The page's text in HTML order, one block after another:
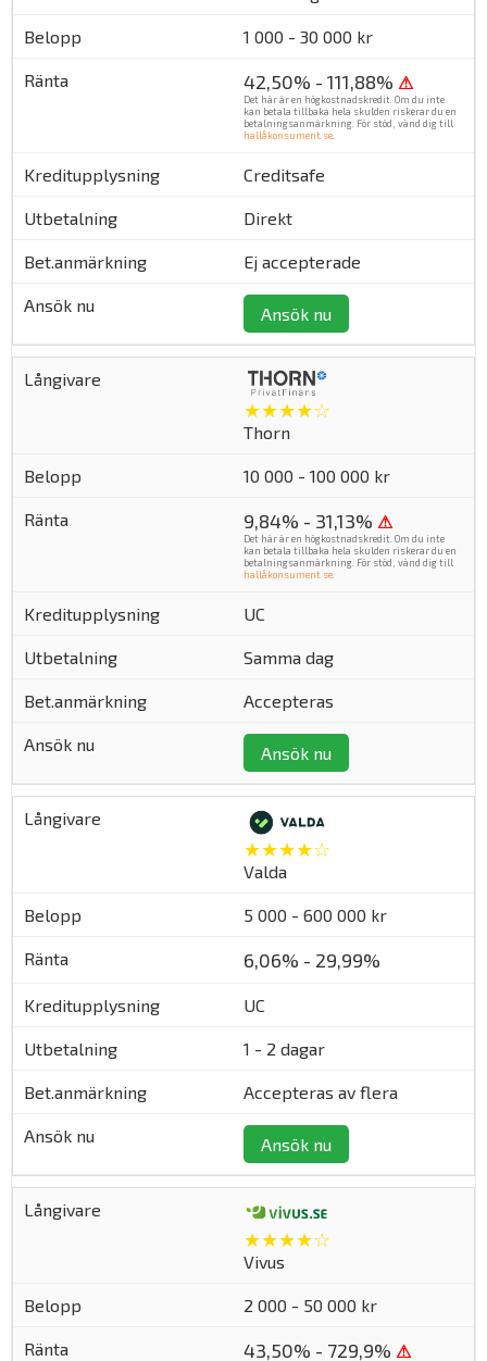
1 000 - 30 000 kr
42,50% - 111,88% ⚠
Det här är en högkostnadskredit. Om du inte
kan betala tillbaka hela skulden riskerar du en
betalningsanmärkning. För stöd, vänd dig till
hallåkonsument.se.
Creditsafe
Direkt
Ej accepterade
Ansök nu
★★★★☆
Thorn
10 000 - 100 000 kr
9,84% - 31,13% ⚠
Det här är en högkostnadskredit. Om du inte
kan betala tillbaka hela skulden riskerar du en
betalningsanmärkning. För stöd, vänd dig till
hallåkonsument.se
UC
Samma dag
Accepteras
Ansök nu
★★★★☆
Valda
5 000 - 600 000 kr
6,06% - 29,99%
UC
1 - 2 dagar
Accepteras av flera
Ansök nu
★★★★☆
Vivus
2 000 - 50 000 kr
43,50% - 729,9% ⚠